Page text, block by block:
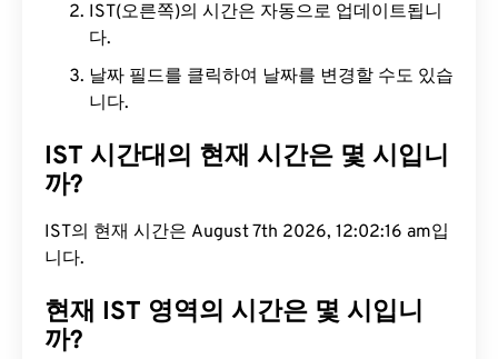
IST(오른쪽)의 시간은 자동으로 업데이트됩니
다.
날짜 필드를 클릭하여 날짜를 변경할 수도 있습
니다.
IST 시간대의 현재 시간은 몇 시입니
까?
IST의 현재 시간은 August 7th 2026, 12:02:17 am입
니다.
현재 IST 영역의 시간은 몇 시입니
까?